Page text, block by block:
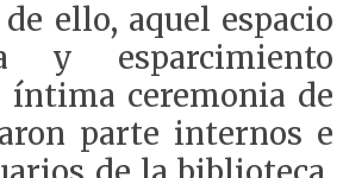
ello, aquel espacio
y esparcimiento
íntima ceremonia de
parte internos e